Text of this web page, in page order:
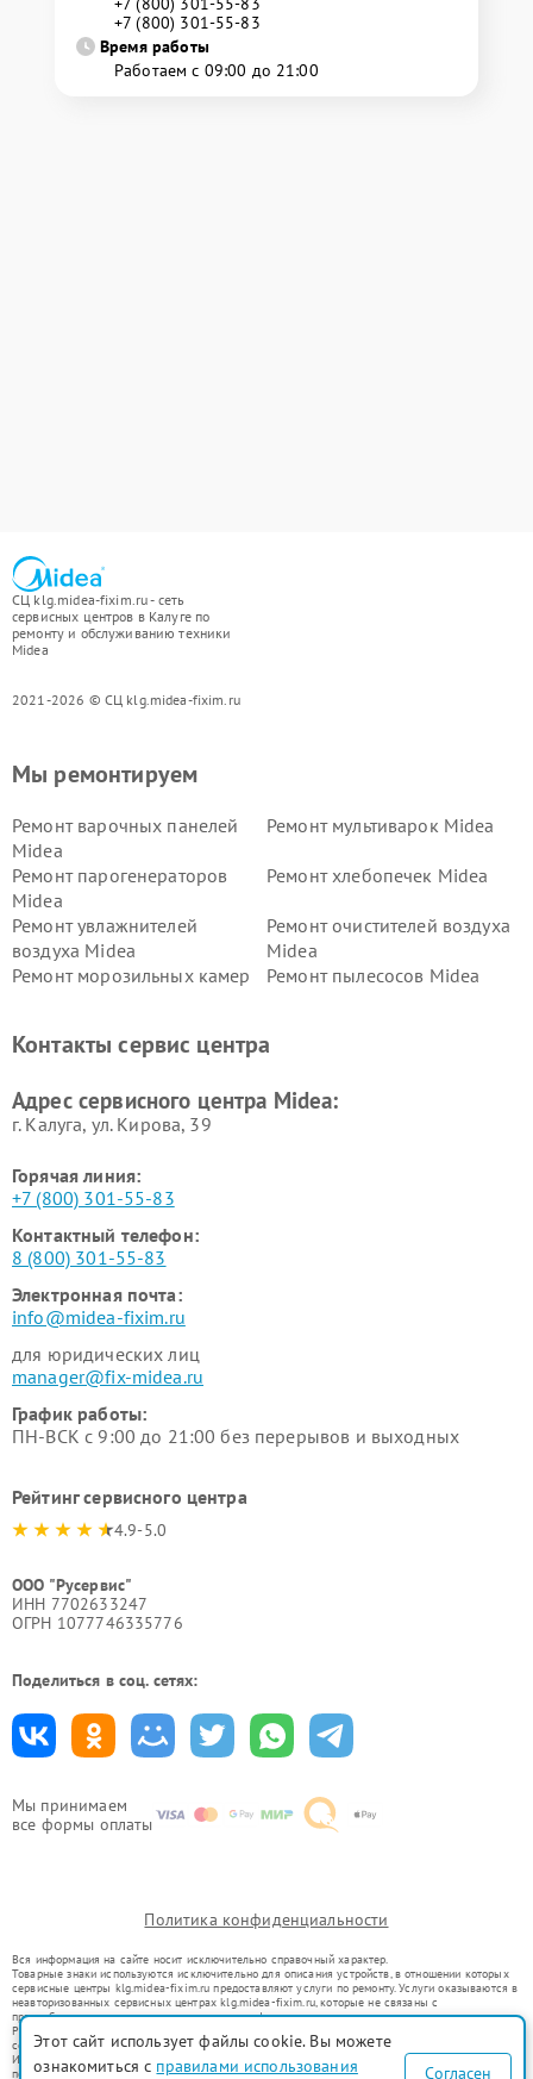
+7 (800) 301-55-83
Время работы
Работаем с 09:00 до 21:00
СЦ klg.midea-fixim.ru - сеть
сервисных центров в Калуге по
ремонту и обслуживанию техники
Midea
2021-2026 © СЦ klg.midea-fixim.ru
Мы принимаем
все формы оплаты
Мы ремонтируем
Ремонт варочных панелей
Midea
Ремонт мультиварок Midea
Ремонт парогенераторов
Midea
Ремонт хлебопечек Midea
Ремонт увлажнителей
воздуха Midea
Ремонт очистителей воздуха
Midea
Ремонт морозильных камер
Ремонт пылесосов Midea
пылесосов Midea
Midea
Контакты сервис центра
Адрес сервисного центра Midea:
г. Калуга, ул. Кирова, 39
Горячая линия:
+7 (800) 301-55-83
Контактный телефон:
8 (800) 301-55-83
Электронная почта:
info@midea-fixim.ru
для юридических лиц
manager@fix-midea.ru
График работы:
ПН-ВСК с 9:00 до 21:00 без перерывов и выходных
Рейтинг сервисного центра
4.9-5.0
ООО "Русервис"
ИНН 7702633247
ОГРН 1077746335776
Поделиться в соц. сетях:
Политика конфиденциальности
Вся информация на сайте носит исключительно справочный характер.
Товарные знаки используются исключительно для описания устройств, в отношении которых
сервисные центры klg.midea-fixim.ru предоставляют услуги по ремонту. Услуги оказываются в
неавторизованных сервисных центрах klg.midea-fixim.ru, которые не связаны с
правообладателями товарных знаков или их официальными представителями.
Ремонт осуществляется для устройств, уже введенных в гражданский оборот в соответствии
со статьей 1487 ГК РФ.
Использование товарных знаков не преследует цели индивидуализации услуг или введения
потребителей в заблуждение, а служит для информирования о предоставляемых услугах по
Этот сайт использует файлы cookie. Вы можете
ознакомиться с правилами использования Согласен